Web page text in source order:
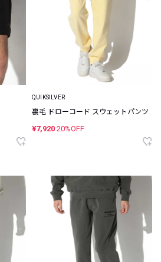
QUIKSILVER
裏毛 ドローコード スウェットパンツ
¥7,920 20%OFF